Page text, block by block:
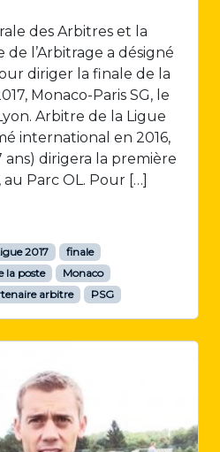
des Arbitres et la
l’Arbitrage a désigné
diriger la finale de la
Monaco-Paris SG, le
Arbitre de la Ligue
international en 2016,
ans) dirigera la première
Parc OL. Pour […]
2017
finale
la poste
Monaco
arbitre PSG